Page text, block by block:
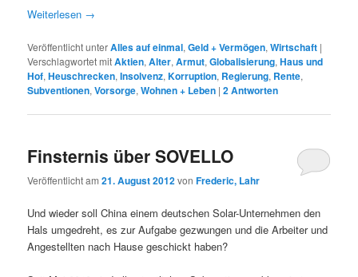
Weiterlesen →
Veröffentlicht unterAlles auf einmal,Geld + Vermögen,Wirtschaft |
Verschlagwortet mitAktien,Alter,Armut,Globalisierung,Haus und
Hof,Heuschrecken,Insolvenz,Korruption, Regierung, Rente,
Subventionen,Vorsorge,Wohnen + Leben |2Antworten
Finsternis über SOVELLO
Veröffentlicht am21. August 2012vonFrederic, Lahr
Und wieder soll China einem deutschen Solar-Unternehmen den
Hals umgedreht, es zur Aufgabe gezwungen und die Arbeiter und
Angestellten nach Hause geschickt haben?